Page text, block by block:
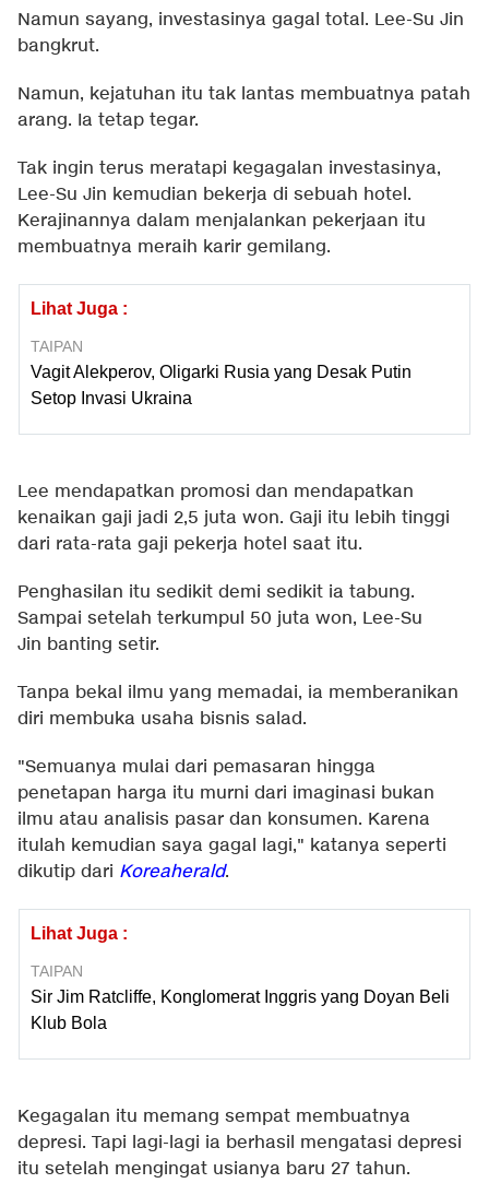
Namun sayang, investasinya gagal total. Lee-Su Jin
bangkrut.
Namun, kejatuhan itu tak lantas membuatnya patah
arang. Ia tetap tegar.
Tak ingin terus meratapi kegagalan investasinya,
Lee-Su Jin kemudian bekerja di sebuah hotel.
Kerajinannya dalam menjalankan pekerjaan itu
membuatnya meraih karir gemilang.
Lihat Juga :
TAIPAN
Vagit Alekperov, Oligarki Rusia yang Desak Putin
Setop Invasi Ukraina
Lee mendapatkan promosi dan mendapatkan
kenaikan gaji jadi 2,5 juta won. Gaji itu lebih tinggi
dari rata-rata gaji pekerja hotel saat itu.
Penghasilan itu sedikit demi sedikit ia tabung.
Sampai setelah terkumpul 50 juta won, Lee-Su
Jin banting setir.
Tanpa bekal ilmu yang memadai, ia memberanikan
diri membuka usaha bisnis salad.
"Semuanya mulai dari pemasaran hingga
penetapan harga itu murni dari imaginasi bukan
ilmu atau analisis pasar dan konsumen. Karena
itulah kemudian saya gagal lagi," katanya seperti
dikutip dari Koreaherald.
Lihat Juga :
TAIPAN
Sir Jim Ratcliffe, Konglomerat Inggris yang Doyan Beli
Klub Bola
Kegagalan itu memang sempat membuatnya
depresi. Tapi lagi-lagi ia berhasil mengatasi depresi
itu setelah mengingat usianya baru 27 tahun.